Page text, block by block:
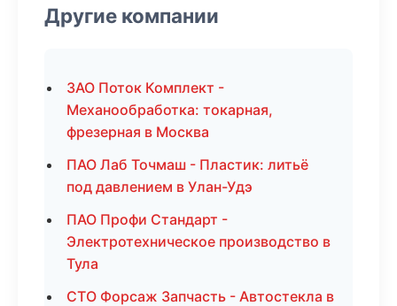
Другие компании
ЗАО Поток Комплект -
Механообработка: токарная,
фрезерная в Москва
ПАО Лаб Точмаш - Пластик: литьё
под давлением в Улан-Удэ
ПАО Профи Стандарт -
Электротехническое производство в
Тула
СТО Форсаж Запчасть - Автостекла в